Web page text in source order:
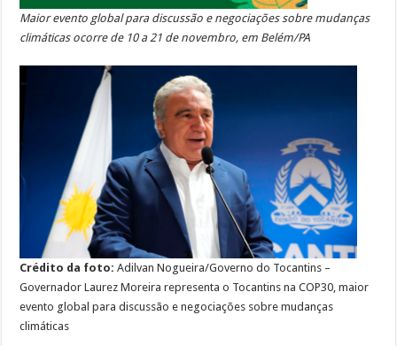
Maior evento global para discussão e negociações sobre mudanças
climáticas ocorre de 10 a 21 de novembro, em Belém/PA
Crédito da foto: Adilvan Nogueira/Governo do Tocantins –
Governador Laurez Moreira representa o Tocantins na COP30, maior
evento global para discussão e negociações sobre mudanças
climáticas